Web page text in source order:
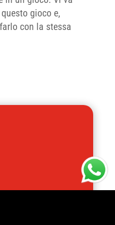
gioco e,
con la stessa